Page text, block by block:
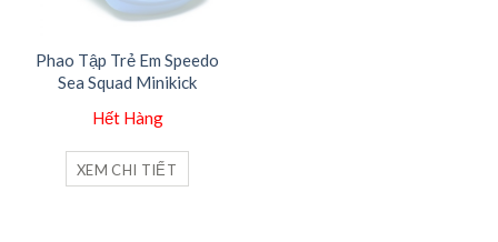
Phao Tập Trẻ Em Speedo
Sea Squad Minikick
Hết Hàng
XEM CHI TIẾT